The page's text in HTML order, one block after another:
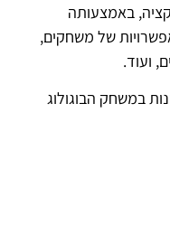
באמצעותה
של משחקים,
ועוד.
במשחק הבוגולוג